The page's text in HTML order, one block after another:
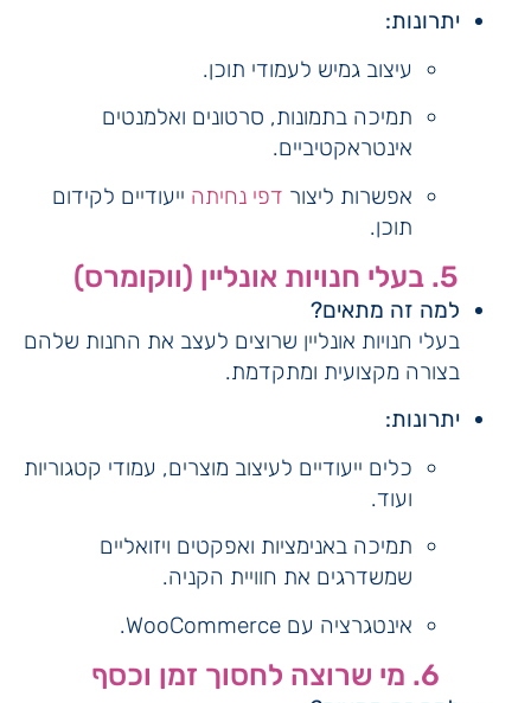
יתרונות:
עיצוב גמיש לעמודי תוכן.
תמיכה בתמונות, סרטונים ואלמנטים
אינטראקטיביים.
אפשרות ליצור דפי נחיתה ייעודיים לקידום
תוכן.
5. בעלי חנויות אונליין (ווקומרס)
למה זה מתאים?
בעלי חנויות אונליין שרוצים לעצב את החנות שלהם
בצורה מקצועית ומתקדמת.
יתרונות:
כלים ייעודיים לעיצוב מוצרים, עמודי קטגוריות
ועוד.
תמיכה באנימציות ואפקטים ויזואליים
שמשדרגים את חוויית הקניה.
אינטגרציה עם WooCommerce.
6. מי שרוצה לחסוך זמן וכסף